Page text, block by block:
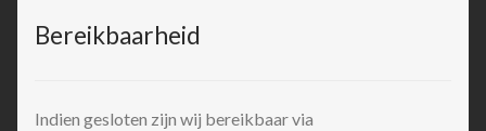
Bereikbaarheid
Indien gesloten zijn wij bereikbaar via